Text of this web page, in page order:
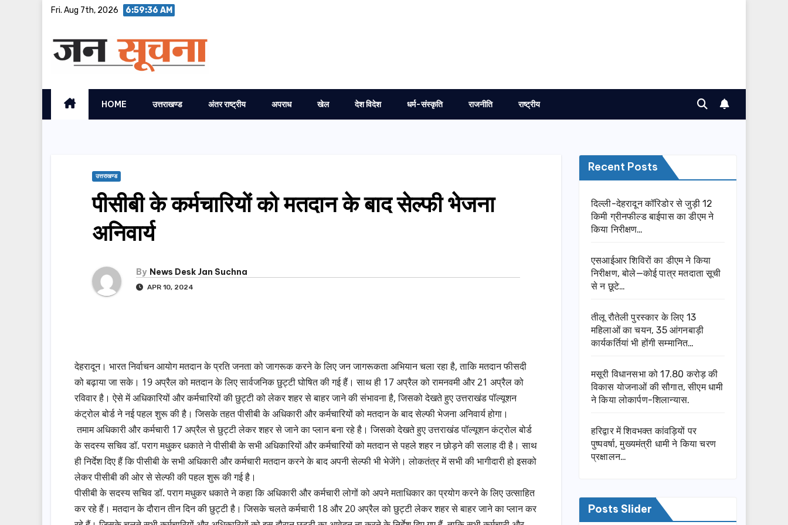
Fri. Aug 7th, 2026 6:59:36 AM
HOME उत्तराखण्ड अंतर राष्ट्रीय अपराध खेल देश विदेश धर्म-संस्कृति राजनीति राष्ट्रीय
उत्तराखण्ड
पीसीबी के कर्मचारियों को मतदान के बाद सेल्फी भेजना
अनिवार्य
By News Desk Jan Suchna
APR 10, 2024
देहरादून। भारत निर्वाचन आयोग मतदान के प्रति जनता को जागरूक करने के लिए जन जागरूकता अभियान चला रहा है, ताकि मतदान फीसदी
को बढ़ाया जा सके। 19 अप्रैल को मतदान के लिए सार्वजनिक छुट्टी घोषित की गई हैं। साथ ही 17 अप्रैल को रामनवमी और 21 अप्रैल को
रविवार है। ऐसे में अधिकारियों और कर्मचारियों की छुट्टी को लेकर शहर से बाहर जाने की संभावना है, जिसको देखते हुए उत्तराखंड पॉल्यूशन
कंट्रोल बोर्ड ने नई पहल शुरू की है। जिसके तहत पीसीबी के अधिकारी और कर्मचारियों को मतदान के बाद सेल्फी भेजना अनिवार्य होगा।
तमाम अधिकारी और कर्मचारी 17 अप्रैल से छुट्टी लेकर शहर से जाने का प्लान बना रहे है। जिसको देखते हुए उत्तराखंड पॉल्यूशन कंट्रोल बोर्ड
के सदस्य सचिव डॉ. पराग मधुकर धकाते ने पीसीबी के सभी अधिकारियों और कर्मचारियों को मतदान से पहले शहर न छोड़ने की सलाह दी है। साथ
ही निर्देश दिए हैं कि पीसीबी के सभी अधिकारी और कर्मचारी मतदान करने के बाद अपनी सेल्फी भी भेजेंगे। लोकतंत्र में सभी की भागीदारी हो इसको
लेकर पीसीबी की ओर से सेल्फी की पहल शुरू की गई है।
पीसीबी के सदस्य सचिव डॉ. पराग मधुकर धकाते ने कहा कि अधिकारी और कर्मचारी लोगों को अपने मताधिकार का प्रयोग करने के लिए उत्साहित
कर रहे हैं। मतदान के दौरान तीन दिन की छुट्टी है। जिसके चलते कर्मचारी 18 और 20 अप्रैल को छुट्टी लेकर शहर से बाहर जाने का प्लान कर
Recent Posts
दिल्ली-देहरादून कॉरिडोर से जुड़ी 12
किमी ग्रीनफील्ड बाईपास का डीएम ने
किया निरीक्षण…
एसआईआर शिविरों का डीएम ने किया
निरीक्षण, बोले—कोई पात्र मतदाता सूची
से न छूटे…
तीलू रौतेली पुरस्कार के लिए 13
महिलाओं का चयन, 35 आंगनबाड़ी
कार्यकर्तियां भी होंगी सम्मानित…
मसूरी विधानसभा को 17.80 करोड़ की
विकास योजनाओं की सौगात, सीएम धामी
ने किया लोकार्पण-शिलान्यास.
हरिद्वार में शिवभक्त कांवड़ियों पर
पुष्पवर्षा, मुख्यमंत्री धामी ने किया चरण
प्रक्षालन…
Posts Slider